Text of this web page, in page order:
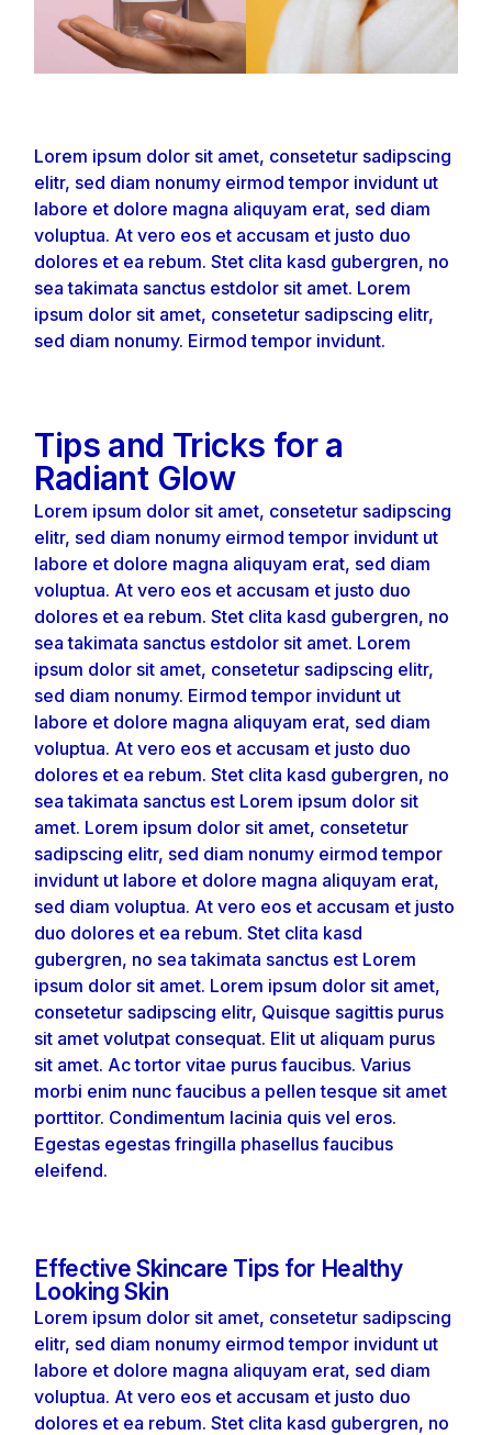
Lorem ipsum dolor sit amet, consetetur sadipscing
elitr, sed diam nonumy eirmod tempor invidunt ut
labore et dolore magna aliquyam erat, sed diam
voluptua. At vero eos et accusam et justo duo
dolores et ea rebum. Stet clita kasd gubergren, no
sea takimata sanctus estdolor sit amet. Lorem
ipsum dolor sit amet, consetetur sadipscing elitr,
sed diam nonumy. Eirmod tempor invidunt.
Tips and Tricks for a
Radiant Glow
Lorem ipsum dolor sit amet, consetetur sadipscing
elitr, sed diam nonumy eirmod tempor invidunt ut
labore et dolore magna aliquyam erat, sed diam
voluptua. At vero eos et accusam et justo duo
dolores et ea rebum. Stet clita kasd gubergren, no
sea takimata sanctus estdolor sit amet. Lorem
ipsum dolor sit amet, consetetur sadipscing elitr,
sed diam nonumy. Eirmod tempor invidunt ut
labore et dolore magna aliquyam erat, sed diam
voluptua. At vero eos et accusam et justo duo
dolores et ea rebum. Stet clita kasd gubergren, no
sea takimata sanctus est Lorem ipsum dolor sit
amet. Lorem ipsum dolor sit amet, consetetur
sadipscing elitr, sed diam nonumy eirmod tempor
invidunt ut labore et dolore magna aliquyam erat,
sed diam voluptua. At vero eos et accusam et justo
duo dolores et ea rebum. Stet clita kasd
gubergren, no sea takimata sanctus est Lorem
ipsum dolor sit amet. Lorem ipsum dolor sit amet,
consetetur sadipscing elitr, Quisque sagittis purus
sit amet volutpat consequat. Elit ut aliquam purus
sit amet. Ac tortor vitae purus faucibus. Varius
morbi enim nunc faucibus a pellen tesque sit amet
porttitor. Condimentum lacinia quis vel eros.
Egestas egestas fringilla phasellus faucibus
eleifend.
Effective Skincare Tips for Healthy
Looking Skin
Lorem ipsum dolor sit amet, consetetur sadipscing
elitr, sed diam nonumy eirmod tempor invidunt ut
labore et dolore magna aliquyam erat, sed diam
voluptua. At vero eos et accusam et justo duo
dolores et ea rebum. Stet clita kasd gubergren, no